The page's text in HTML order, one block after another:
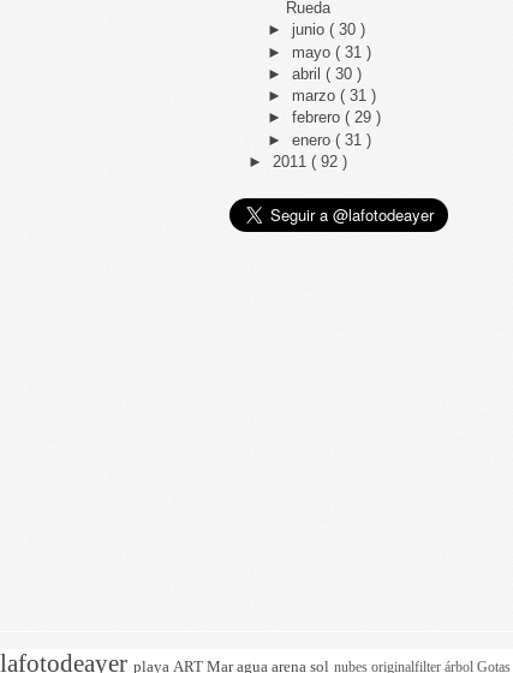
Rueda
► junio ( 30 )
► mayo ( 31 )
► abril ( 30 )
► marzo ( 31 )
► febrero ( 29 )
► enero ( 31 )
► 2011 ( 92 )
lafotodeayerplayaARTMaraguaarenasol nubes originalfilter árbol Gotas